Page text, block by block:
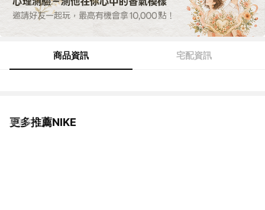
商品資訊 宅配資訊
更多推薦NIKE
看更多